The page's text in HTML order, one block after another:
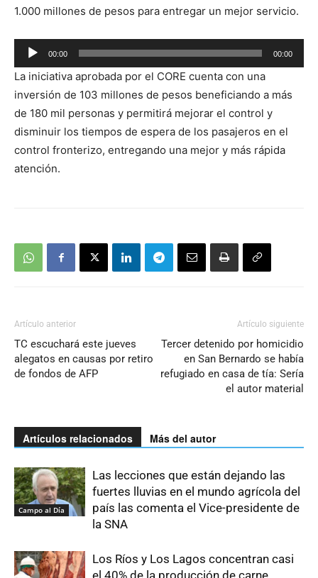
1.000 millones de pesos para entregar un mejor servicio.
Reproductor
de
audio
00:00 00:00
La iniciativa aprobada por el CORE cuenta con una
inversión de 103 millones de pesos beneficiando a más
de 180 mil personas y permitirá mejorar el control y
disminuir los tiempos de espera de los pasajeros en el
control fronterizo, entregando una mejor y más rápida
atención.
Artículo anterior
TC escuchará este jueves
alegatos en causas por retiro
de fondos de AFP
Artículo siguiente
Tercer detenido por homicidio
en San Bernardo se había
refugiado en casa de tía: Sería
el autor material
Artículos relacionados Más del autor
Campo al Día
Las lecciones que están dejando las
fuertes lluvias en el mundo agrícola del
país las comenta el Vice-presidente de
la SNA
Los Ríos y Los Lagos concentran casi
el 40% de la producción de carne